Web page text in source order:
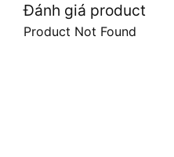
Đánh giá product
Product Not Found